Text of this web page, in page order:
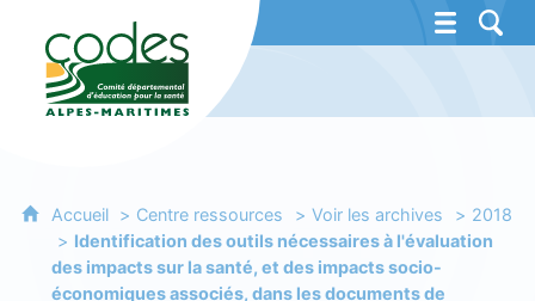
CoDES 06 - Comité départemental
Accueil Centre ressources Voir les archives
2018
Identification des outils nécessaires à l'évaluation
des impacts sur la santé, et des impacts socio-
économiques associés, dans les documents de